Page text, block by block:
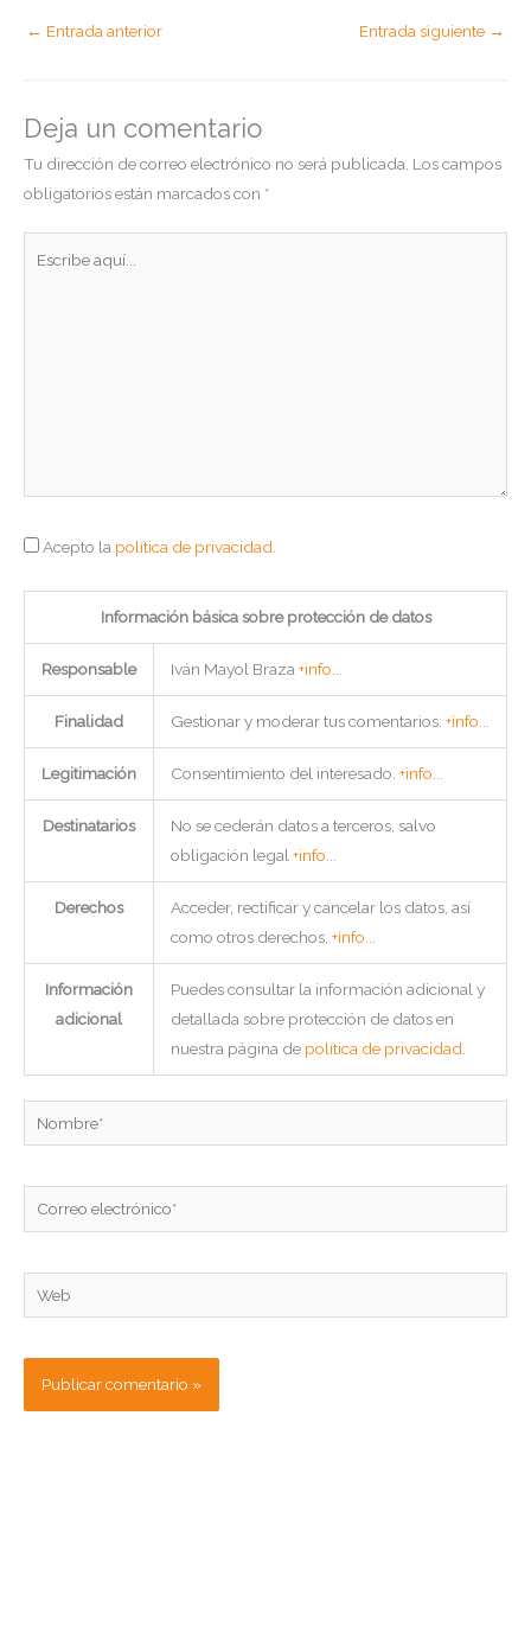
← Entrada anterior Entrada siguiente →
Deja un comentario
Tu dirección de correo electrónico no será publicada. Los campos
obligatorios están marcados con *
Acepto la política de privacidad.
Información básica sobre protección de datos
Responsable Iván Mayol Braza +info...
Finalidad Gestionar y moderar tus comentarios. +info...
Legitimación Consentimiento del interesado. +info...
Destinatarios
No se cederán datos a terceros, salvo
obligación legal +info...
Derechos
Acceder, rectificar y cancelar los datos, así
como otros derechos. +info...
Información
adicional
Puedes consultar la información adicional y
detallada sobre protección de datos en
nuestra página de política de privacidad
Nombre*
electrónico*